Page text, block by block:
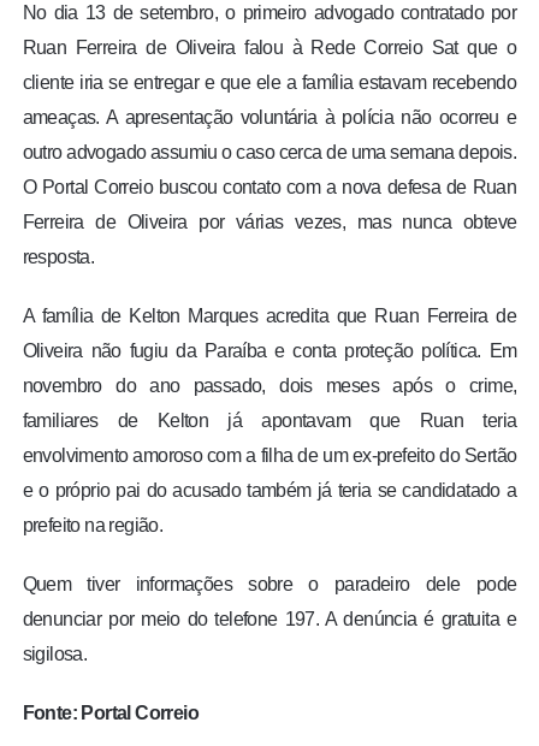
No dia 13 de setembro, o primeiro advogado contratado por
Ruan Ferreira de Oliveira falou à Rede Correio Sat que o
cliente iria se entregar e que ele a família estavam recebendo
ameaças. A apresentação voluntária à polícia não ocorreu e
outro advogado assumiu o caso cerca de uma semana depois.
O Portal Correio buscou contato com a nova defesa de Ruan
Ferreira de Oliveira por várias vezes, mas nunca obteve
resposta.
A família de Kelton Marques acredita que Ruan Ferreira de
Oliveira não fugiu da Paraíba e conta proteção política. Em
novembro do ano passado, dois meses após o crime,
familiares de Kelton já apontavam que Ruan teria
envolvimento amoroso com a filha de um ex-prefeito do Sertão
e o próprio pai do acusado também já teria se candidatado a
prefeito na região.
Quem tiver informações sobre o paradeiro dele pode
denunciar por meio do telefone 197. A denúncia é gratuita e
sigilosa.
Fonte: Portal Correio